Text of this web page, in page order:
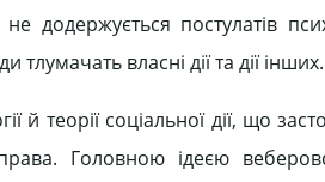
не додержується постулатів
тлумачать власні дії та дії інших.
теорії соціальної дії, що
Головною ідеєю